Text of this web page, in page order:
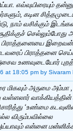
எவ்வுயிரையும்
கடின
நாம் வசிக்கும்
பிராத்தனையை
பிராத்தனை
உணவுடையோர்
at 18:05 pm by Sivaram
மிகவும் அருமை
வாக்கியத்தின்
‘உண்மை
விரும்பவில்லை
என்னை